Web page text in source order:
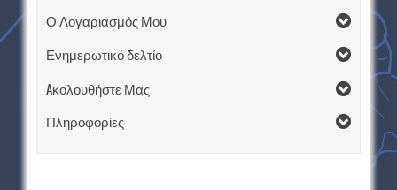
Ο Λογαριασμός Μου
Ενημερωτικό δελτίο
Aκολουθήστε Μας
Πληροφορίες